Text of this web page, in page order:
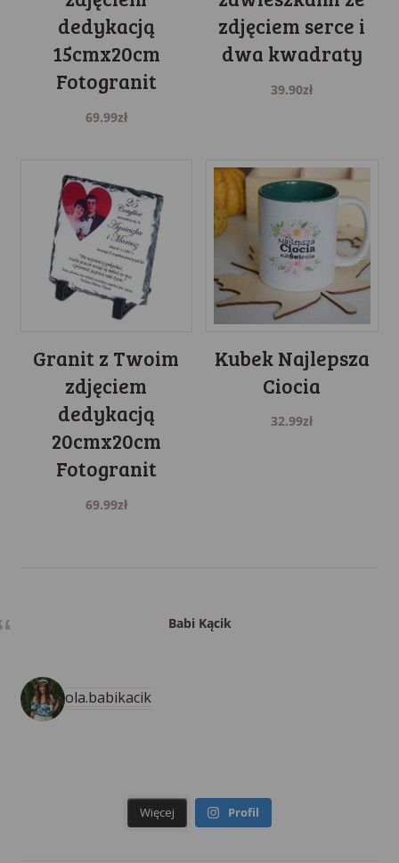
dedykacją
15cmx20cm
Fotogranit
69.99zł
zdjęciem serce i
dwa kwadraty
39.90zł
Granit z Twoim
zdjęciem
dedykacją
20cmx20cm
Fotogranit
69.99zł
Kubek Najlepsza
Ciocia
32.99zł
Babi Kącik
ola.babikacik
Więcej Profil